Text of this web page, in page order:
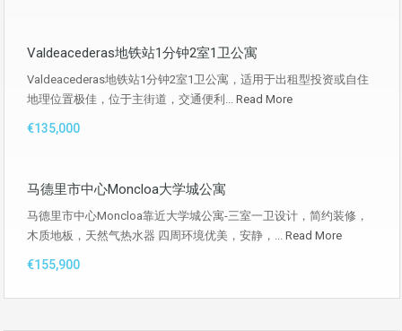
Valdeacederas地铁站1分钟2室1卫公寓
Valdeacederas地铁站1分钟2室1卫公寓，适用于出租型投资或自住
地理位置极佳，位于主街道，交通便利... Read More
€135,000
马德里市中心Moncloa大学城公寓
马德里市中心Moncloa靠近大学城公寓-三室一卫设计，简约装修，
木质地板，天然气热水器 四周环境优美，安静，... Read More
€155,900